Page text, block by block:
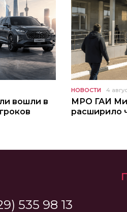
вошли в
НОВОСТИ 4
МРО ГАИ
расширило
535 98 13